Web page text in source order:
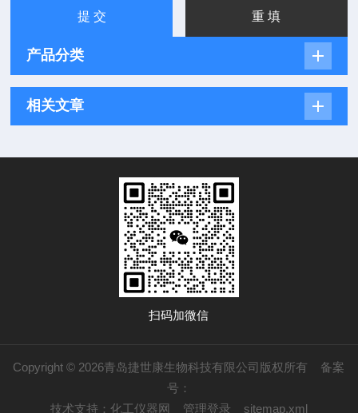
产品分类
相关文章
扫码加微信
Copyright © 2026青岛捷世康生物科技有限公司版权所有 备案
号：
技术支持： 化工仪器网 管理登录 sitemap.xml